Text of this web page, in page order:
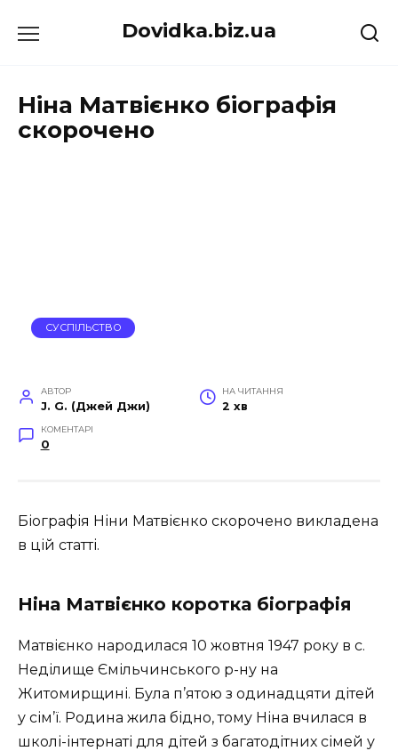
до
Dovidka.biz.ua
Ніна Матвієнко біографія
скорочено
СУСПІЛЬСТВО
АВТОР
J. G. (Джей Джи)
НА ЧИТАННЯ
2 хв
КОМЕНТАРІ
0
Біографія Ніни Матвієнко скорочено викладена
в цій статті.
Ніна Матвієнко коротка біографія
Матвієнко народилася 10 жовтня 1947 року в с.
Неділище Ємільчинського р-ну на
Житомирщині. Була п’ятою з одинадцяти дітей
у сім’ї. Родина жила бідно, тому Ніна вчилася в
школі-інтернаті для дітей з багатодітних сімей у